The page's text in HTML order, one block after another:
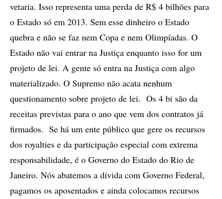
vetaria. Isso representa uma perda de R$ 4 bilhões para
o Estado só em 2013. Sem esse dinheiro o Estado
quebra e não se faz nem Copa e nem Olimpíadas. O
Estado não vai entrar na Justiça enquanto isso for um
projeto de lei. A gente só entra na Justiça com algo
materializado. O Supremo não acata nenhum
questionamento sobre projeto de lei. Os 4 bi são da
receitas previstas para o ano que vem dos contratos já
firmados. Se há um ente público que gere os recursos
dos royalties e da participação especial com extrema
responsabilidade, é o Governo do Estado do Rio de
Janeiro. Nós abatemos a dívida com Governo Federal,
pagamos os aposentados e ainda colocamos recursos